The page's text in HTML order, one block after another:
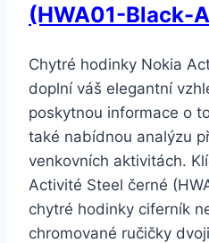
(HWA01-Black-
Chytré hodinky Nokia
doplní váš elegantní
poskytnou informace o
také nabídnou analýzu
venkovních aktivitách.
Activité Steel černé
chytré hodinky ciferník
chromované ručičky